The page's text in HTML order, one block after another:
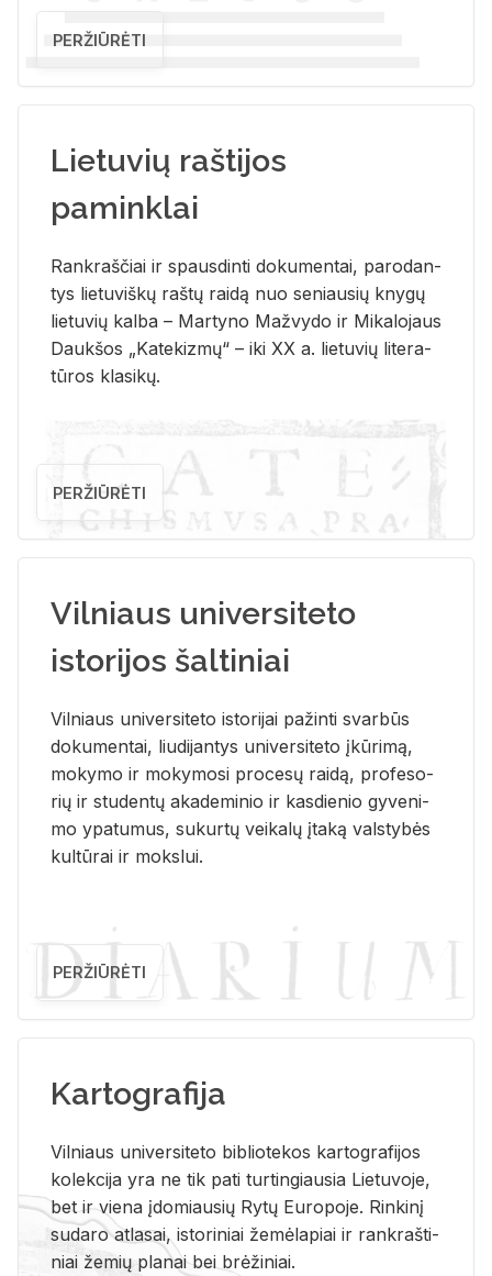
PERŽIŪRĖTI
Lietuvių raštijos
paminklai
Rank­raš­čiai ir spaus­din­ti do­ku­men­tai, pa­ro­dan­
tys lie­tu­viš­kų raš­tų rai­dą nuo se­niau­sių kny­gų
lie­tu­vių kal­ba – Mar­ty­no Ma­žvy­do ir Mi­ka­lo­jaus
Dauk­šos „Ka­te­kiz­mų“ – iki XX a. lie­tu­vių li­te­ra­
tū­ros kla­si­kų.
PERŽIŪRĖTI
Vilniaus universiteto
istorijos šaltiniai
Vil­niaus uni­ver­si­te­to is­to­ri­jai pa­žin­ti svar­būs
do­ku­men­tai, liu­di­jan­tys uni­ver­si­te­to įkū­ri­mą,
mo­ky­mo ir mo­ky­mo­si pro­ce­sų rai­dą, pro­fe­so­
rių ir stu­den­tų aka­de­mi­nio ir kas­die­nio gy­ve­ni­
mo ypa­tu­mus, su­kur­tų vei­ka­lų įta­ką vals­ty­bės
kul­tū­rai ir moks­lui.
PERŽIŪRĖTI
Kartografija
Vil­niaus uni­ver­si­te­to bi­b­lio­te­kos kar­to­gra­fi­jos
ko­lek­ci­ja yra ne tik pati tur­tin­giau­sia Lie­tu­vo­je,
bet ir vie­na įdo­miau­sių Rytų Eu­ro­po­je. Rin­ki­nį
su­da­ro at­la­sai, is­to­ri­niai že­mė­la­piai ir rank­raš­ti­
niai že­mių pla­nai bei brė­ži­niai.